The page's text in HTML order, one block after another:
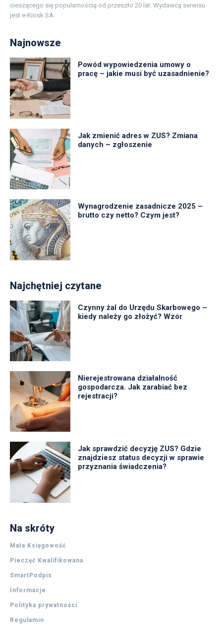
cieszącego się popularnością od przeszło 20 lat. Wydawcą serwisu
jest e-Kiosk SA.
Najnowsze
Powód wypowiedzenia umowy o
pracę – jakie musi być uzasadnienie?
Jak zmienić adres w ZUS? Zmiana
danych – zgłoszenie
Wynagrodzenie zasadnicze 2025 –
brutto czy netto? Czym jest?
Najchętniej czytane
Czynny żal do Urzędu Skarbowego –
kiedy należy go złożyć? Wzór
Nierejestrowana działalność
gospodarcza. Jak zarabiać bez
rejestracji?
Jak sprawdzić decyzję ZUS? Gdzie
znajdziesz status decyzji w sprawie
przyznania świadczenia?
Na skróty
Mała Księgowość
Pieczęć Kwalifikowana
SmartPodpis
Informacje
Polityka prywatności
Regulamin